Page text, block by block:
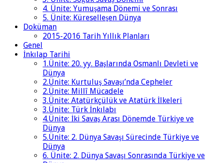
4. Ünite: Yumuşama Dönemi ve Sonrası
5. Ünite: Küreselleşen Dünya
Doküman
2015-2016 Tarih Yıllık Planları
Genel
İnkılap Tarihi
1.Ünite: 20. yy. Başlarında Osmanlı Devleti ve
Dünya
2.Ünite: Kurtuluş Savaşı’nda Cepheler
2.Ünite: Millî Mücadele
3.Ünite: Atatürkçülük ve Atatürk İlkeleri
3.Ünite: Türk İnkılabı
4.Ünite: İki Savaş Arası Dönemde Türkiye ve
Dünya
5.Ünite: 2. Dünya Savaşı Sürecinde Türkiye ve
Dünya
6. Ünite: 2. Dünya Savaşı Sonrasında Türkiye ve